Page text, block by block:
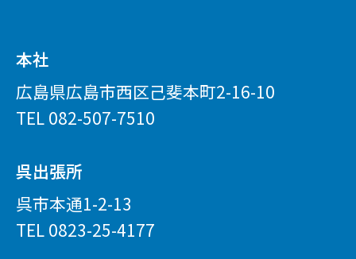
本社
広島県広島市西区己斐本町2-16-10
TEL 082-507-7510
呉出張所
呉市本通1-2-13
TEL 0823-25-4177